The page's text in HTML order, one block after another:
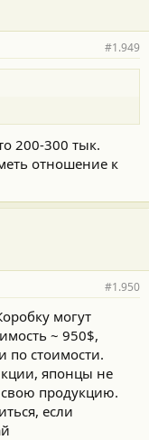
#1.949
200-300 тык.
отношение к
#1.950
могут
~ 950$,
по стоимости.
японцы не
продукцию.
если